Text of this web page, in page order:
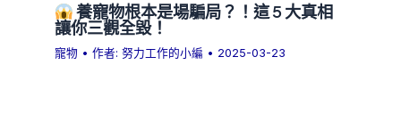
養寵物根本是場騙局？！這 5 大真相
讓你三觀全毀！
寵物 • 作者:努力工作的小編 • 2025-03-23